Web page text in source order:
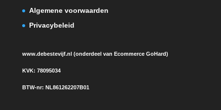
Algemene voorwaarden
Privacybeleid
www.debestevijf.nl (onderdeel van Ecommerce GoHard)
KVK: 78095034
BTW-nr: NL861262207B01